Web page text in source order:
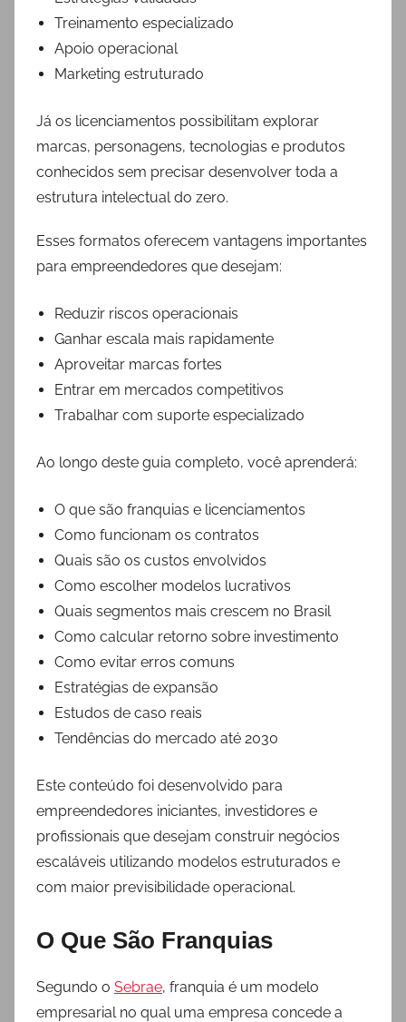
Treinamento especializado
Apoio operacional
Marketing estruturado
Já os licenciamentos possibilitam explorar
marcas, personagens, tecnologias e produtos
conhecidos sem precisar desenvolver toda a
estrutura intelectual do zero.
Esses formatos oferecem vantagens importantes
para empreendedores que desejam:
Reduzir riscos operacionais
Ganhar escala mais rapidamente
Aproveitar marcas fortes
Entrar em mercados competitivos
Trabalhar com suporte especializado
Ao longo deste guia completo, você aprenderá:
O que são franquias e licenciamentos
Como funcionam os contratos
Quais são os custos envolvidos
Como escolher modelos lucrativos
Quais segmentos mais crescem no Brasil
Como calcular retorno sobre investimento
Como evitar erros comuns
Estratégias de expansão
Estudos de caso reais
Tendências do mercado até 2030
Este conteúdo foi desenvolvido para
empreendedores iniciantes, investidores e
profissionais que desejam construir negócios
escaláveis utilizando modelos estruturados e
com maior previsibilidade operacional.
O Que São Franquias
Segundo o Sebrae, franquia é um modelo
empresarial no qual uma empresa concede a